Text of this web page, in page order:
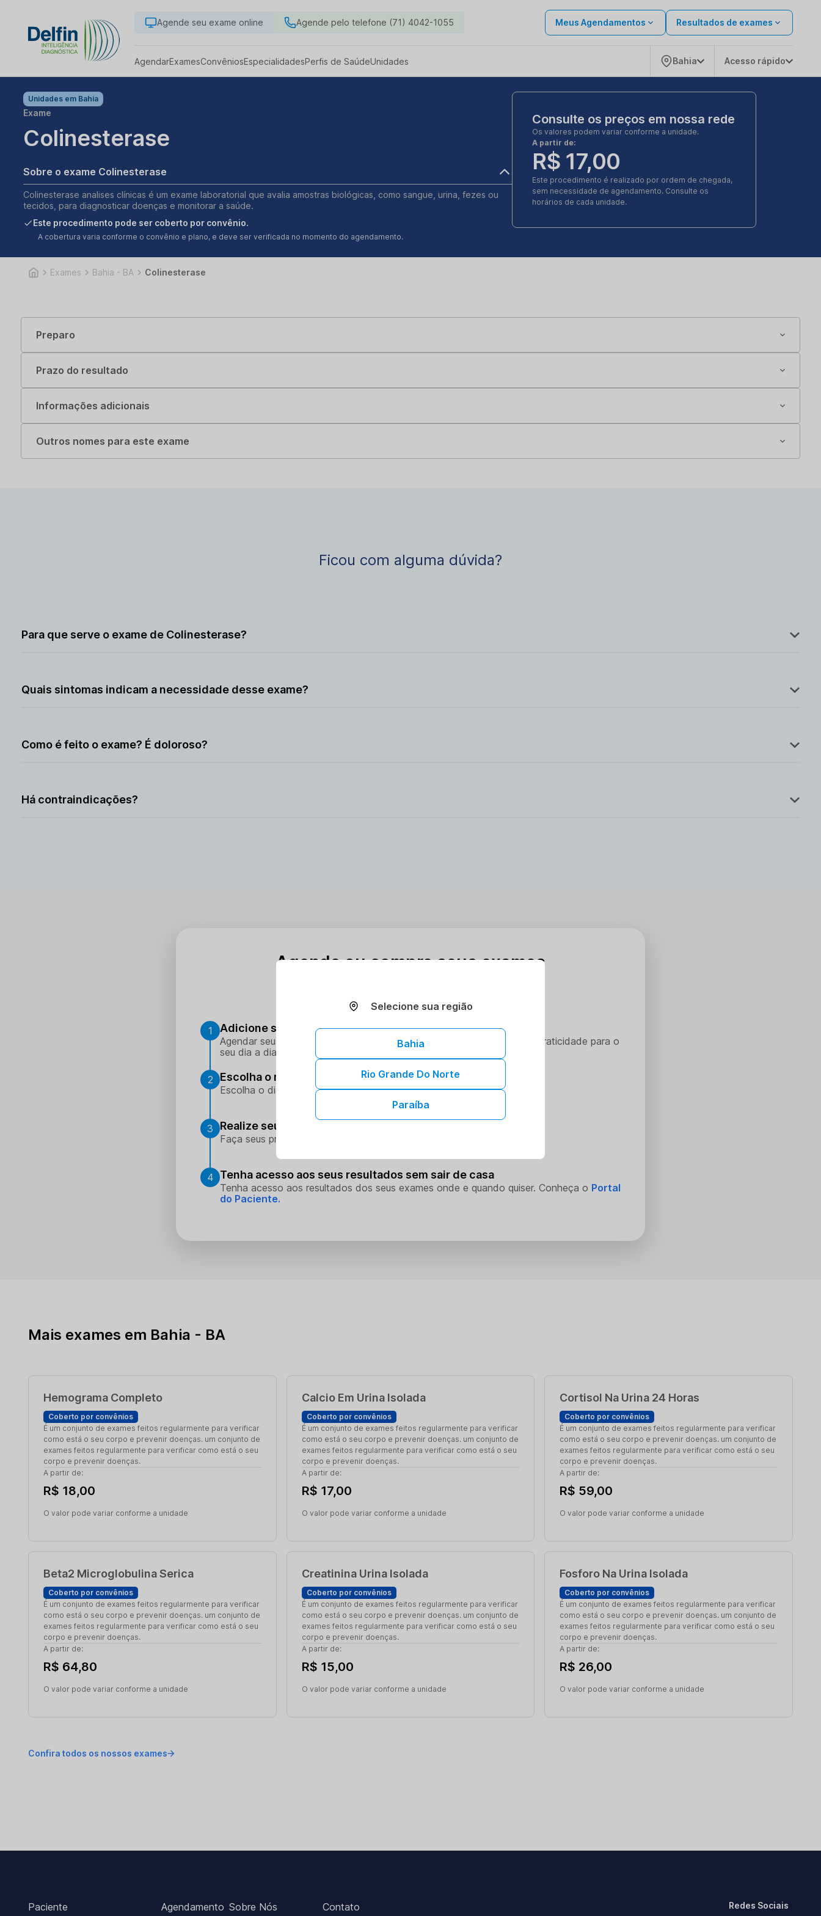
Agende seu exame online Agende pelo telefone (71) 4042-1055 Meus Agendamentos Resultados de exames
AgendarExamesConvêniosEspecialidadesPerfis de SaúdeUnidades Bahia Acesso rápido
Unidades em Bahia
Exame
Colinesterase
Sobre o exame Colinesterase
Colinesterase analises clínicas é um exame laboratorial que avalia amostras biológicas, como sangue, urina, fezes ou
tecidos, para diagnosticar doenças e monitorar a saúde.
Este procedimento pode ser coberto por convênio.
A cobertura varia conforme o convênio e plano, e deve ser verificada no momento do agendamento.
Consulte os preços em nossa rede
Os valores podem variar conforme a unidade.
A partir de:
R$ 17,00
Este procedimento é realizado por ordem de chegada,
sem necessidade de agendamento. Consulte os
horários de cada unidade.
Exames Bahia - BA Colinesterase
Preparo
Prazo do resultado
Informações adicionais
Outros nomes para este exame
Ficou com alguma dúvida?
Para que serve o exame de Colinesterase?
Quais sintomas indicam a necessidade desse exame?
Como é feito o exame? É doloroso?
Há contraindicações?
Agende ou compre seus exames
1 Adicione seus procedimentos ao carrinho
Agendar seus exames online é rápido e fácil, trazendo conveniência e praticidade para o
seu dia a dia.
2 Escolha o melhor dia e horário
Escolha o dia e hora que melhor se encaixe na sua rotina
3 Realize seus procedimentos
Faça seus procedimentos na unidade escolhida
4 Tenha acesso aos seus resultados sem sair de casa
Tenha acesso aos resultados dos seus exames onde e quando quiser. Conheça o Portal
do Paciente.
Mais exames em Bahia - BA
Hemograma Completo
Coberto por convênios
É um conjunto de exames feitos regularmente para verificar
como está o seu corpo e prevenir doenças. um conjunto de
exames feitos regularmente para verificar como está o seu
corpo e prevenir doenças.
A partir de:
R$ 18,00
O valor pode variar conforme a unidade
Calcio Em Urina Isolada
Coberto por convênios
É um conjunto de exames feitos regularmente para verificar
como está o seu corpo e prevenir doenças. um conjunto de
exames feitos regularmente para verificar como está o seu
corpo e prevenir doenças.
A partir de:
R$ 17,00
O valor pode variar conforme a unidade
Cortisol Na Urina 24 Horas
Coberto por convênios
É um conjunto de exames feitos regularmente para verificar
como está o seu corpo e prevenir doenças. um conjunto de
exames feitos regularmente para verificar como está o seu
corpo e prevenir doenças.
A partir de:
R$ 59,00
O valor pode variar conforme a unidade
Beta2 Microglobulina Serica
Coberto por convênios
É um conjunto de exames feitos regularmente para verificar
como está o seu corpo e prevenir doenças. um conjunto de
exames feitos regularmente para verificar como está o seu
corpo e prevenir doenças.
A partir de:
R$ 64,80
O valor pode variar conforme a unidade
Creatinina Urina Isolada
Coberto por convênios
É um conjunto de exames feitos regularmente para verificar
como está o seu corpo e prevenir doenças. um conjunto de
exames feitos regularmente para verificar como está o seu
corpo e prevenir doenças.
A partir de:
R$ 15,00
O valor pode variar conforme a unidade
Fosforo Na Urina Isolada
Coberto por convênios
É um conjunto de exames feitos regularmente para verificar
como está o seu corpo e prevenir doenças. um conjunto de
exames feitos regularmente para verificar como está o seu
corpo e prevenir doenças.
A partir de:
R$ 26,00
O valor pode variar conforme a unidade
Confira todos os nossos exames
Paciente Agendamento Sobre Nós Contato Redes Sociais
Selecione sua região
Bahia
Rio Grande Do Norte
Paraíba